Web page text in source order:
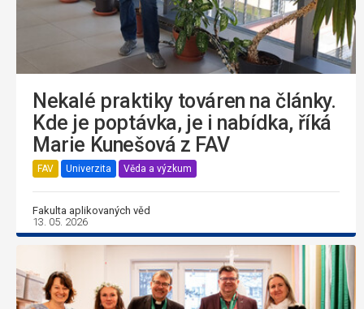
Nekalé praktiky továren na články.
Kde je poptávka, je i nabídka, říká
Marie Kunešová z FAV
FAV Univerzita Věda a výzkum
Fakulta aplikovaných věd
13. 05. 2026